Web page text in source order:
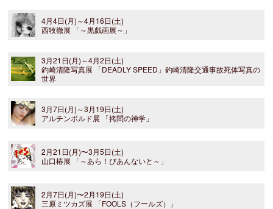
4月4日(月)～4月16日(土)
西牧徹展 「～黒戯画展～」
3月21日(月)～4月2日(土)
釣崎清隆写真展 「DEADLY SPEED」釣崎清隆交通事故死体写真の
世界
3月7日(月)～3月19日(土)
アルチンボルド展 「拷問の神学」
2月21日(月)〜3月5日(土)
山口椿展 「～あら！びあんないと～」
2月7日(月)〜2月19日(土)
三原ミツカズ展 「FOOLS（フールズ）」